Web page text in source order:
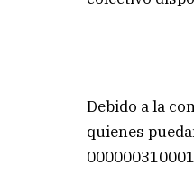
Debido a la
quienes